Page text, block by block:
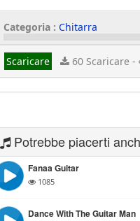
Categoria : Chitarra
Scaricare 60 Scaricare -
Potrebbe piacerti
Fanaa Guitar
1085
Dance With The Guitar Man